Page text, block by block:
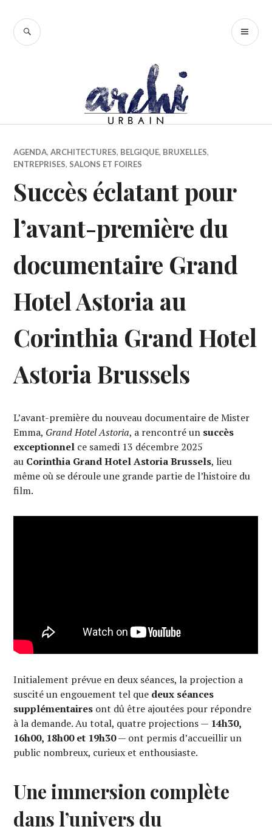
contenu
RECHERCHE
AGENDA,ARCHITECTURES, BELGIQUE, BRUXELLES,
ENTREPRISES, SALONS ET FOIRES
Succès éclatant pour
l’avant-première du
documentaire Grand
Hotel Astoria au
Corinthia Grand Hotel
Astoria Brussels
L’avant-première du nouveau documentaire de Mister
Emma, Grand Hotel Astoria, a rencontré un succès
exceptionnel ce samedi 13 décembre 2025
au Corinthia Grand Hotel Astoria Brussels, lieu
même où se déroule une grande partie de l’histoire du
film.
Initialement prévue en deux séances, la projection a
suscité un engouement tel que deux séances
supplémentaires ont dû être ajoutées pour répondre
à la demande. Au total, quatre projections — 14h30,
16h00, 18h00 et 19h30— ont permis d’accueillir un
public nombreux, curieux et enthousiaste.
Une immersion complète
dans l’univers du